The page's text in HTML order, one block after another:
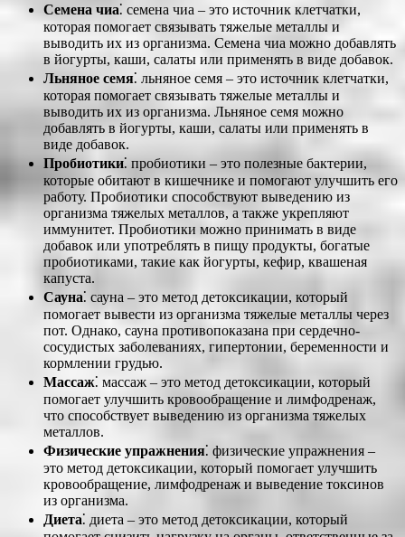
Семена чиа⁚ семена чиа – это источник клетчатки,
которая помогает связывать тяжелые металлы и
выводить их из организма. Семена чиа можно добавлять
в йогурты, каши, салаты или применять в виде добавок.
Льняное семя⁚ льняное семя – это источник клетчатки,
которая помогает связывать тяжелые металлы и
выводить их из организма. Льняное семя можно
добавлять в йогурты, каши, салаты или применять в
виде добавок.
Пробиотики⁚ пробиотики – это полезные бактерии,
которые обитают в кишечнике и помогают улучшить его
работу. Пробиотики способствуют выведению из
организма тяжелых металлов, а также укрепляют
иммунитет. Пробиотики можно принимать в виде
добавок или употреблять в пищу продукты, богатые
пробиотиками, такие как йогурты, кефир, квашеная
капуста.
Сауна⁚ сауна – это метод детоксикации, который
помогает вывести из организма тяжелые металлы через
пот. Однако, сауна противопоказана при сердечно-
сосудистых заболеваниях, гипертонии, беременности и
кормлении грудью.
Массаж⁚ массаж – это метод детоксикации, который
помогает улучшить кровообращение и лимфодренаж,
что способствует выведению из организма тяжелых
металлов.
Физические упражнения⁚ физические упражнения –
это метод детоксикации, который помогает улучшить
кровообращение, лимфодренаж и выведение токсинов
из организма.
Диета⁚ диета – это метод детоксикации, который